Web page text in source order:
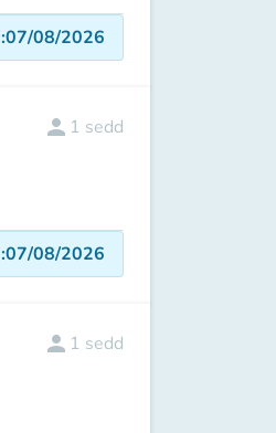
:07/08/2026
person 1 sedd
:07/08/2026
person 1 sedd